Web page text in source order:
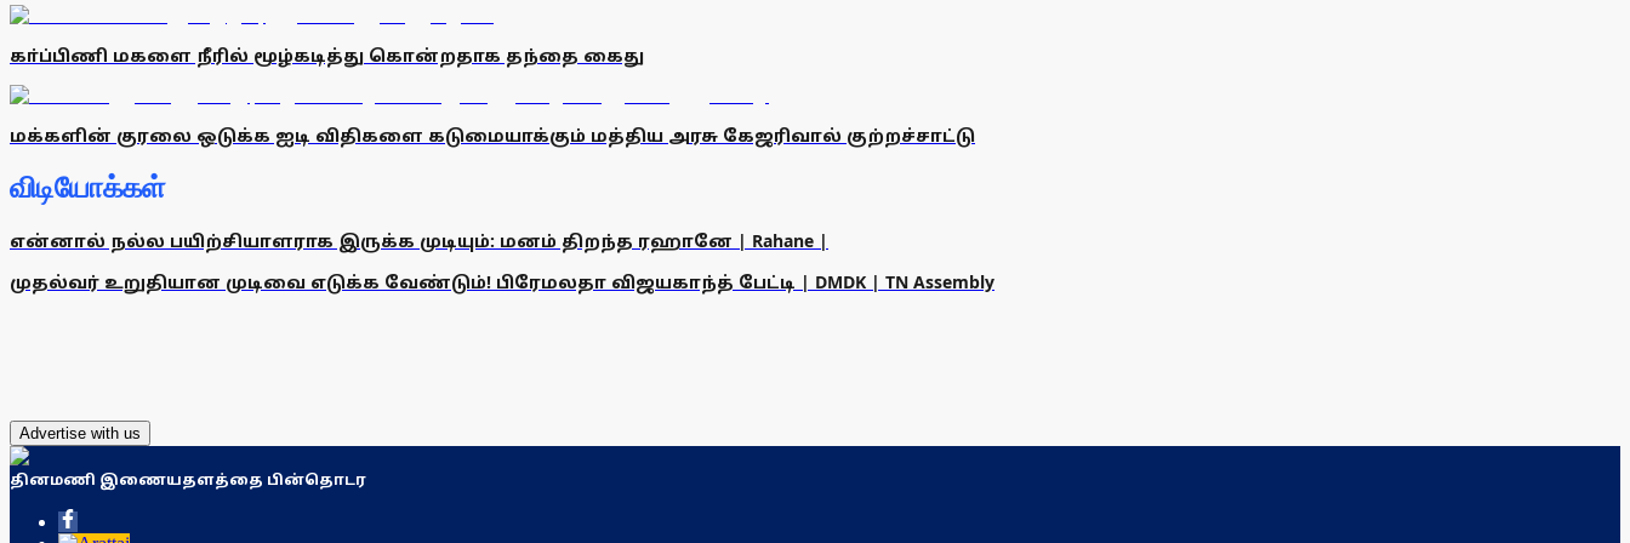
கா்ப்பிணி மகளை நீரில் மூழ்கடித்து கொன்றதாக தந்தை கைது
மக்களின் குரலை ஒடுக்க ஐடி விதிகளை கடுமையாக்கும் மத்திய அரசு கேஜரிவால் குற்றச்சாட்டு
விடியோக்கள்
என்னால் நல்ல பயிற்சியாளராக இருக்க முடியும்: மனம் திறந்த ரஹானே | Rahane |
முதல்வர் உறுதியான முடிவை எடுக்க வேண்டும்! பிரேமலதா விஜயகாந்த் பேட்டி | DMDK | TN Assembly
Advertise with us
தினமணி இணையதளத்தை பின்தொடர